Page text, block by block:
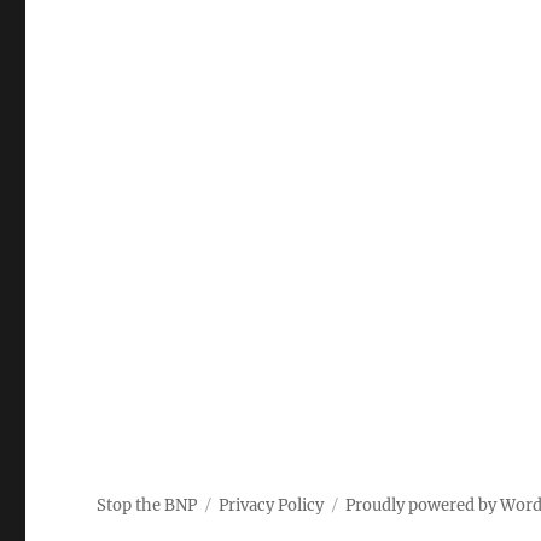
Stop the BNP Privacy Policy Proudly powered by